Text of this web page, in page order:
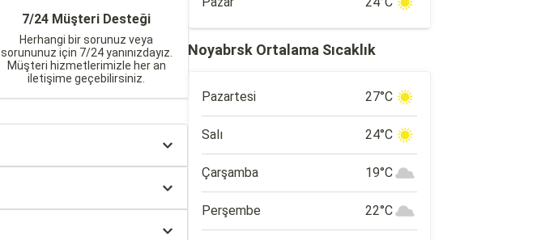
7/24 Müşteri Desteği
Herhangi bir sorunuz veya
sorununuz için 7/24 yanınızdayız.
Müşteri hizmetlerimizle her an
iletişime geçebilirsiniz.
Noyabrsk Ortalama Sıcaklık
Pazartesi 27°C
Salı 24°C
Çarşamba 19°C
Perşembe 22°C